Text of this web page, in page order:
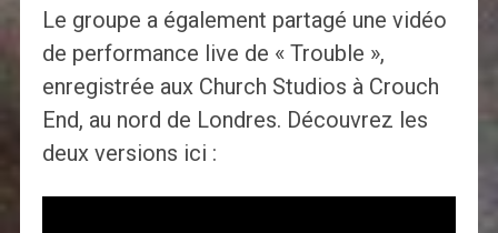
Le groupe a également partagé une vidéo
de performance live de « Trouble »,
enregistrée aux Church Studios à Crouch
End, au nord de Londres. Découvrez les
deux versions ici :